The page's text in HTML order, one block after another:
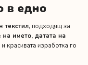
в едно
текстил, подходящ за
името, датата на
красивата изработка го